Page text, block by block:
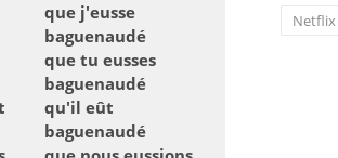
que j'eusse
baguenaudé
que tu eusses
baguenaudé
qu'il eût
baguenaudé
Netflix